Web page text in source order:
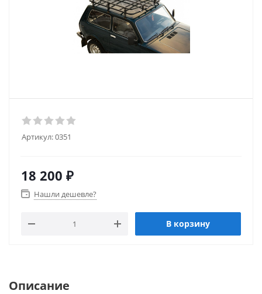
Артикул:0351
18 200 ₽
Нашли дешевле?
В корзину
Описание